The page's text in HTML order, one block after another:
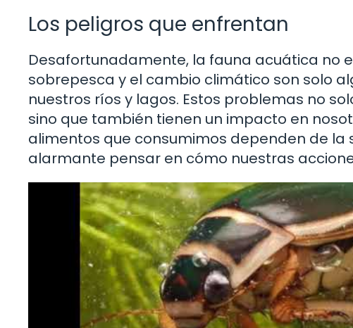
Los peligros que enfrentan
Desafortunadamente, la fauna acuática no
sobrepesca y el cambio climático son solo
nuestros ríos y lagos. Estos problemas no
sino que también tienen un impacto en
alimentos que consumimos dependen de la
alarmante pensar en cómo nuestras